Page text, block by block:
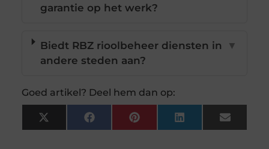
garantie op het werk?
Biedt RBZ rioolbeheer diensten in
andere steden aan?
▼
Goed artikel? Deel hem dan op:
X
(Twitter)
FacebookPinterestLinkedInEmail